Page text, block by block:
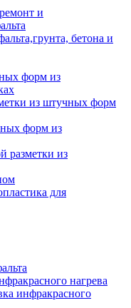
и
бетона и
форм из
из штучных форм
форм из
разметки из
для
нагрева
инфракрасного